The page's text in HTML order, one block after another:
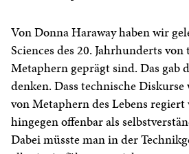
Von Donna Haraway haben wir
Sciences des 20. Jahrhunderts
Metaphern geprägt sind. Das gab
denken. Dass technische
von Metaphern des Lebens
hingegen offenbar als
Dabei müsste man in der